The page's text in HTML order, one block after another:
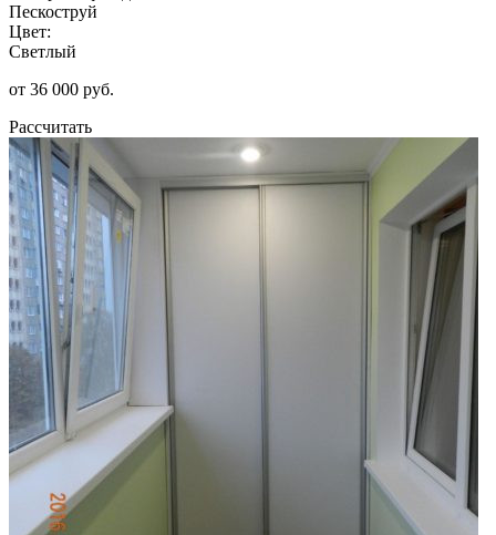
Пескоструй
Цвет:
Светлый
от 36 000 руб.
Рассчитать